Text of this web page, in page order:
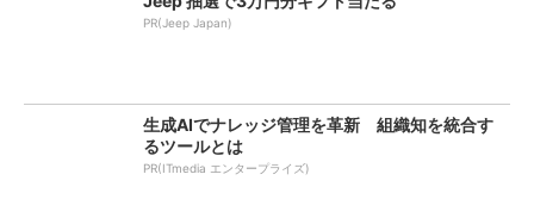
PR(Jeep Japan)
生成AIでナレッジ管理を革新 組織知を統合す
るツールとは
PR(ITmedia エンタープライズ)